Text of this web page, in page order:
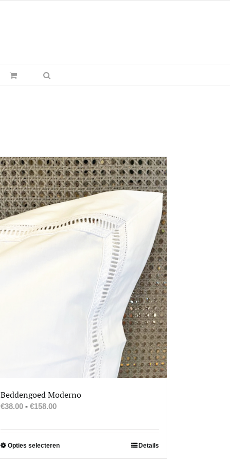
Beddengoed Moderno
€38.00 - €158.00Prijsklasse:
Opties selecterenDit
Details